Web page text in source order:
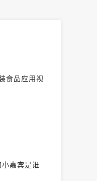
食品应用视
嘉宾是谁